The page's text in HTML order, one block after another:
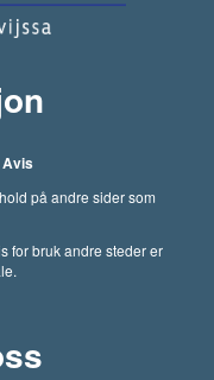
på andre sider som
for bruk andre steder er